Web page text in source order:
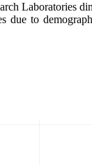
Laboratories
due to